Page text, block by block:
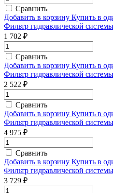
Сравнить
Добавить в корзину Купить в
Фильтр гидравлической
1 702 ₽
Сравнить
Добавить в корзину Купить в
Фильтр гидравлической
2 522 ₽
Сравнить
Добавить в корзину Купить в
Фильтр гидравлической
4 975 ₽
Сравнить
Добавить в корзину Купить в
Фильтр гидравлической
3 729 ₽